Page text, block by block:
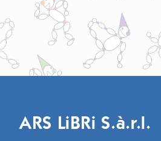
ARS LiBRi S.à.r.l.